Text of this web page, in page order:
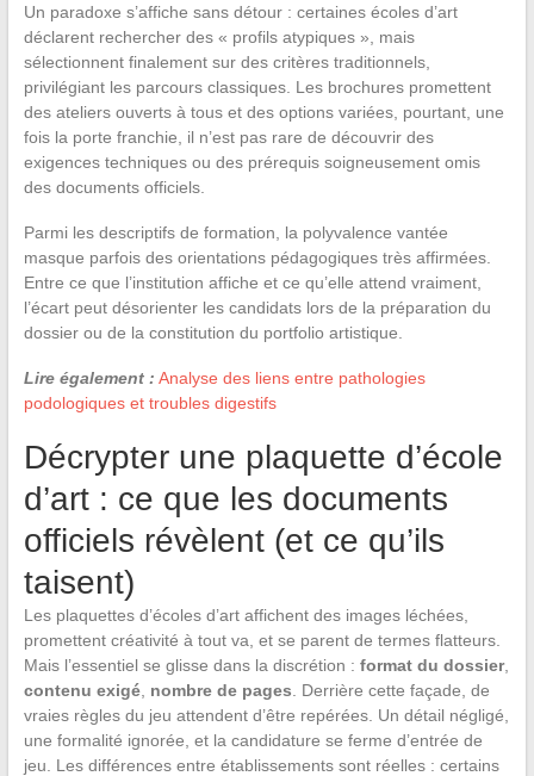
Un paradoxe s’affiche sans détour : certaines écoles d’art
déclarent rechercher des « profils atypiques », mais
sélectionnent finalement sur des critères traditionnels,
privilégiant les parcours classiques. Les brochures promettent
des ateliers ouverts à tous et des options variées, pourtant, une
fois la porte franchie, il n’est pas rare de découvrir des
exigences techniques ou des prérequis soigneusement omis
des documents officiels.
Parmi les descriptifs de formation, la polyvalence vantée
masque parfois des orientations pédagogiques très affirmées.
Entre ce que l’institution affiche et ce qu’elle attend vraiment,
l’écart peut désorienter les candidats lors de la préparation du
dossier ou de la constitution du portfolio artistique.
Lire également : Analyse des liens entre pathologies
podologiques et troubles digestifs
Décrypter une plaquette d’école
d’art : ce que les documents
officiels révèlent (et ce qu’ils
taisent)
Les plaquettes d’écoles d’art affichent des images léchées,
promettent créativité à tout va, et se parent de termes flatteurs.
Mais l’essentiel se glisse dans la discrétion : format du dossier,
contenu exigé, nombre de pages . Derrière cette façade, de
vraies règles du jeu attendent d’être repérées. Un détail négligé,
une formalité ignorée, et la candidature se ferme d’entrée de
jeu. Les différences entre établissements sont réelles : certains